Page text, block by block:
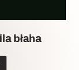
błaha